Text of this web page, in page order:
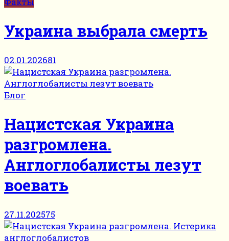
Украина выбрала смерть
02.01.202681
Блог
Нацистская Украина
разгромлена.
Англоглобалисты лезут
воевать
27.11.202575